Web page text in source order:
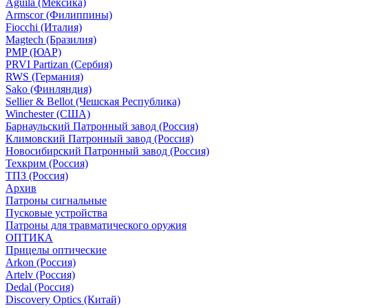
Aguila (Мексика)
Armscor (Филиппины)
Fiocchi (Италия)
Magtech (Бразилия)
PMP (ЮАР)
PRVI Partizan (Сербия)
RWS (Германия)
Sako (Финляндия)
Sellier & Bellot (Чешская Республика)
Winchester (США)
Барнаульский Патронный завод (Россия)
Климовский Патронный завод (Россия)
Новосибирский Патронный завод (Россия)
Техкрим (Россия)
ТПЗ (Россия)
Архив
Патроны сигнальные
Пусковые устройства
Патроны для травматического оружия
ОПТИКА
Прицелы оптические
Arkon (Россия)
Artelv (Россия)
Dedal (Россия)
Discovery Optics (Китай)